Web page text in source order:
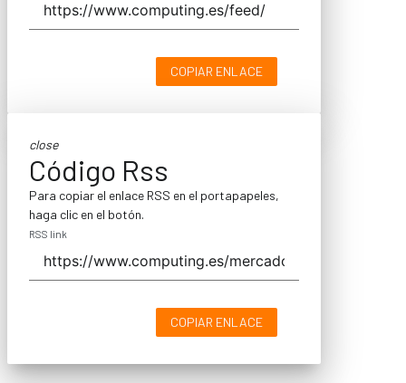
COPIAR ENLACE
close
Código Rss
Para copiar el enlace RSS en el portapapeles,
haga clic en el botón.
RSS link
COPIAR ENLACE